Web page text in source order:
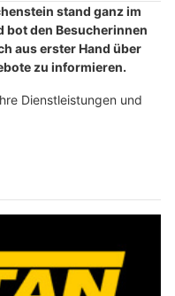
stand ganz im
bot den Besucherinnen
aus erster Hand über
zu informieren.
Dienstleistungen und